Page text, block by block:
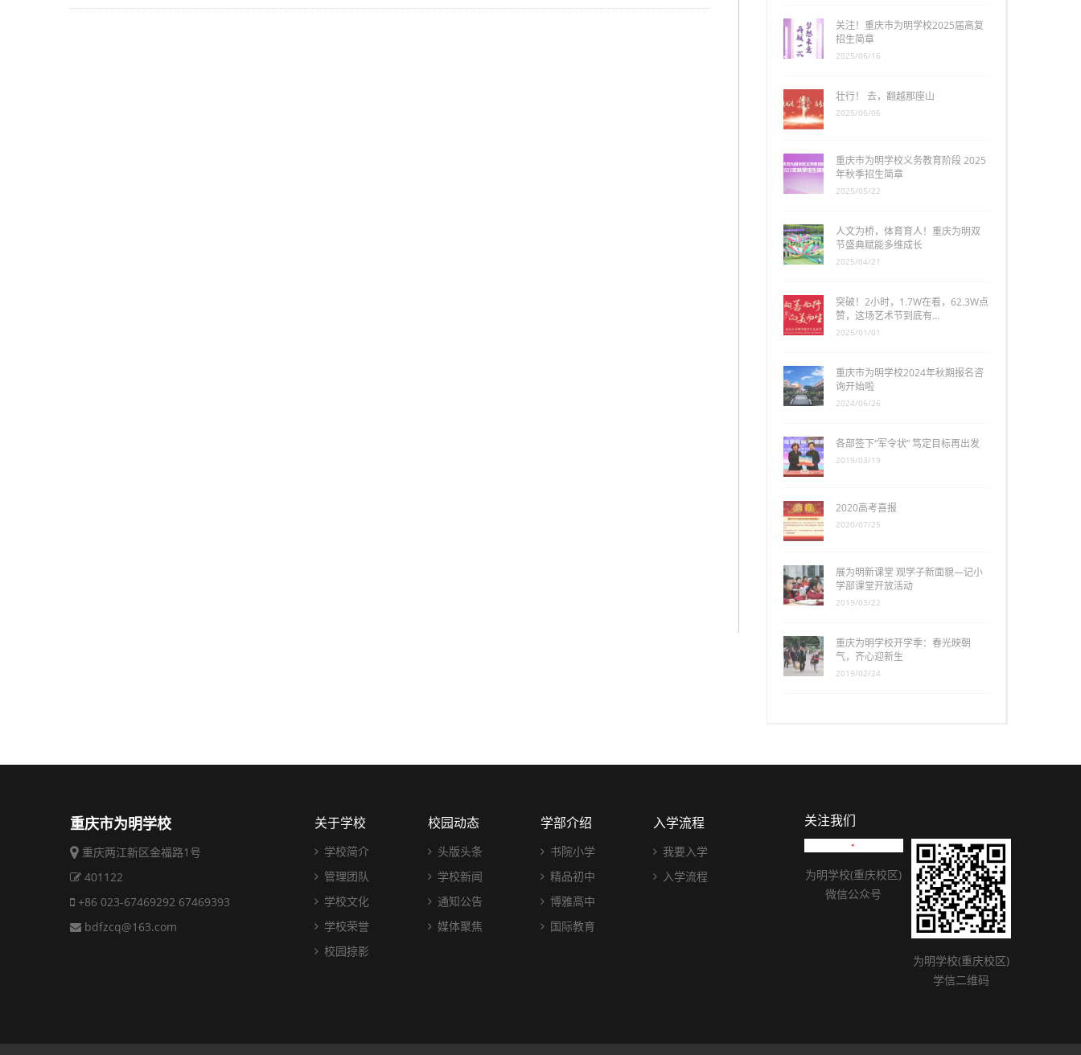
关注！重庆市为明学校2025届高复
招生简章
2025/06/16
壮行！ 去，翻越那座山
2025/06/06
重庆市为明学校义务教育阶段 2025
年秋季招生简章
2025/05/22
人文为桥，体育育人！重庆为明双
节盛典赋能多维成长
2025/04/21
突破！2小时，1.7W在看，62.3W点
赞，这场艺术节到底有…
2025/01/01
重庆市为明学校2024年秋期报名咨
询开始啦
2024/06/26
各部签下“军令状” 笃定目标再出发
2019/03/19
2020高考喜报
2020/07/25
展为明新课堂 观学子新面貌—记小
学部课堂开放活动
2019/03/22
重庆为明学校开学季：春光映朝
气，齐心迎新生
2019/02/24
重庆市为明学校
重庆两江新区金福路1号
401122
+86 023-67469292 67469393
bdfzcq@163.com
关于学校
学校简介
管理团队
学校文化
学校荣誉
校园掠影
校园动态
头版头条
学校新闻
通知公告
媒体聚焦
学部介绍
书院小学
精品初中
博雅高中
国际教育
入学流程
我要入学
入学流程
关注我们
为明学校(重庆校区)
微信公众号
为明学校(重庆校区)
学信二维码